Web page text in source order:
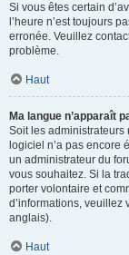
Si vous êtes certain
l’heure n’est toujours
erronée. Veuillez
problème.
Haut
Ma langue n’apparaît
Soit les administrateurs
logiciel n’a pas encore
un administrateur du
vous souhaitez. Si la
porter volontaire et
d’informations, veuillez
anglais).
Haut